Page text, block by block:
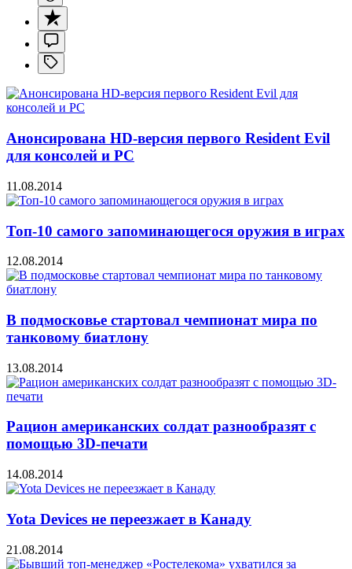
Анонсирована HD-версия первого Resident Evil
для консолей и PC
11.08.2014
Топ-10 самого запоминающегося оружия в играх
12.08.2014
В подмосковье стартовал чемпионат мира по
танковому биатлону
13.08.2014
Рацион американских солдат разнообразят с
помощью 3D-печати
14.08.2014
Yota Devices не переезжает в Канаду
21.08.2014